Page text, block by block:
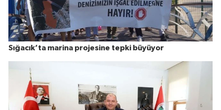
Sığacık’ta marina projesine tepki büyüyor